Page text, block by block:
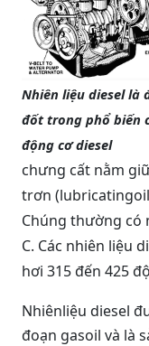
Nhiên liệu diesel là
đốt trong phổ biến
động cơ diesel
chưng cất nằm
trơn
Chúng thường có
C. Các nhiên liệu
hơi 315 đến 425
Nhiênliệu diesel
đoạn gasoil và là